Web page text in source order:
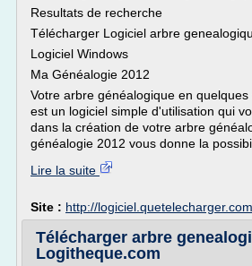
Resultats de recherche
Télécharger Logiciel arbre
Logiciel Windows
Ma Généalogie 2012
Votre arbre généalogique en
est un logiciel simple d'utilisation qui
dans la création de votre arbre
généalogie 2012 vous donne la
Lire la suite
Site : http://logiciel.quetelecharger.com
Télécharger arbre
Logitheque.com